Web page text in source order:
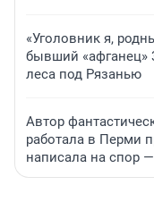
«Уголовник я,
бывший «афганец»
леса под Рязанью
Автор
работала в Перми
написала на спор